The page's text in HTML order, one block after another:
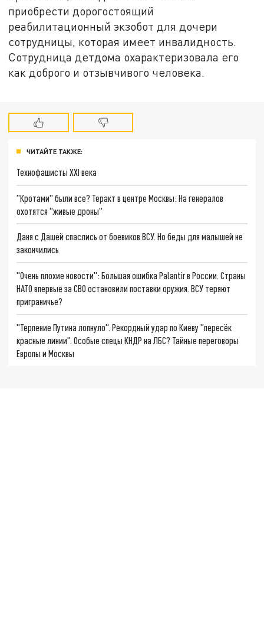
приобрести дорогостоящий
реабилитационный экзобот для дочери
сотрудницы, которая имеет инвалидность.
Сотрудница детдома охарактеризовала его
как доброго и отзывчивого человека.
ЧИТАЙТЕ ТАКЖЕ:
Технофашисты XXI века
"Кротами" были все? Теракт в центре Москвы: На генералов
охотятся "живые дроны"
Даня с Дашей спаслись от боевиков ВСУ. Но беды для малышей не
закончились
"Очень плохие новости": Большая ошибка Palantir в России. Страны
НАТО впервые за СВО остановили поставки оружия. ВСУ теряют
приграничье?
"Терпение Путина лопнуло". Рекордный удар по Киеву "пересёк
красные линии". Особые спецы КНДР на ЛБС? Тайные переговоры
Европы и Москвы